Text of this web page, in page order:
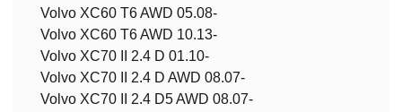
Volvo XC60 T6 AWD 05.08-
Volvo XC60 T6 AWD 10.13-
Volvo XC70 II 2.4 D 01.10-
Volvo XC70 II 2.4 D AWD 08.07-
Volvo XC70 II 2.4 D5 AWD 08.07-